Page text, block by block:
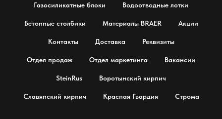
Газосиликатные блоки Водоотводные лотки
Бетонные столбики Материалы BRAER Акции
Контакты Доставка Реквизиты
Отдел продаж Отдел маркетинга Вакансии
SteinRus Воротынский кирпич
Славянский кирпич Красная Гвардия Строма